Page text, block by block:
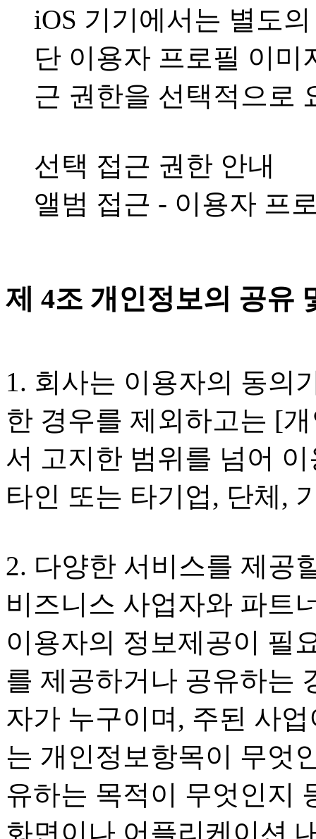
iOS 기기에서는 별도
단 이용자 프로필 이
근 권한을 선택적으로
선택 접근 권한 안내
앨범 접근 - 이용자 프
제 4조 개인정보의 공유
1. 회사는 이용자의 동의
한 경우를 제외하고는 [
서 고지한 범위를 넘어
타인 또는 타기업, 단체,
2. 다양한 서비스를 제공
비즈니스 사업자와 파트
이용자의 정보제공이 필
를 제공하거나 공유하는
자가 누구이며, 주된 사
는 개인정보항목이 무엇
유하는 목적이 무엇인지
화면이나 어플리케이션